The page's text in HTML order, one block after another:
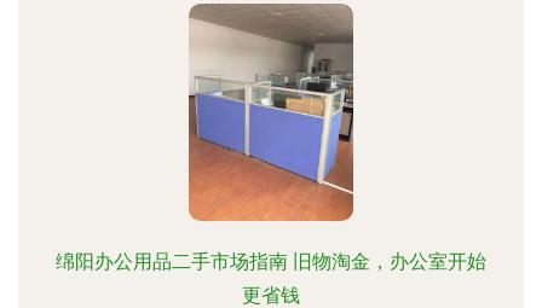
绵阳办公用品二手市场指南 旧物淘金，办公室开始
更省钱